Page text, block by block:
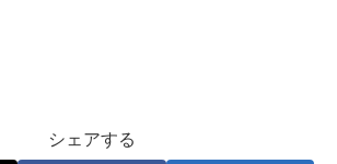
シェアする